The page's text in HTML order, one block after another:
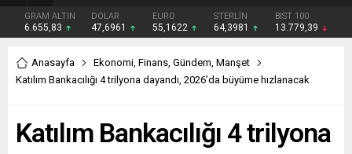
GRAM ALTIN
6.655,83
DOLAR
47,6961
EURO
55,1622
STERLİN
64,3981
BIST 100
13.779,39
Anasayfa Ekonomi, Finans, Gündem, Manşet
Katılım Bankacılığı 4 trilyona dayandı, 2026’da büyüme hızlanacak
Katılım Bankacılığı 4 trilyona